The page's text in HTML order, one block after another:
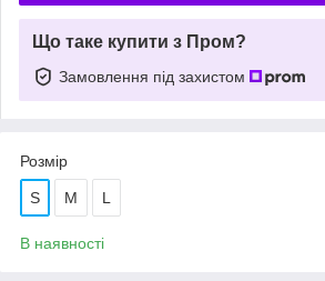
Що таке купити з Пром?
Замовлення під захистом
Розмір
S M L
В наявності